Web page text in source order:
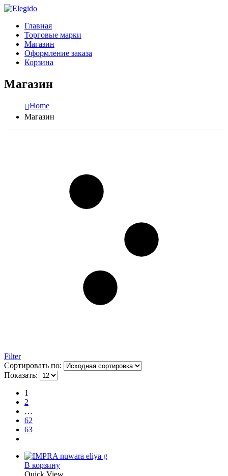
Главная
Торговые марки
Магазин
Оформление заказа
Корзина
Магазин
Home
Магазин
Filter
Сортировать по:
Показать:
1
2
…
62
63
В корзину
Quick View